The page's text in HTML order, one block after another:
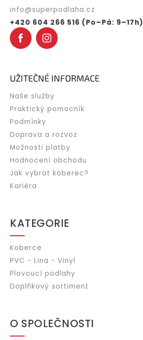
info@superpodlaha.cz
+420 604 266 516 (Po–Pá: 9–17h)
UŽITEČNÉ INFORMACE
Naše služby
Praktický pomocník
Podmínky
Doprava a rozvoz
Možnosti platby
Hodnocení obchodu
Jak vybrat koberec?
Kariéra
KATEGORIE
Koberce
PVC - Lina - Vinyl
Plovoucí podlahy
Doplňkový sortiment
O SPOLEČNOSTI